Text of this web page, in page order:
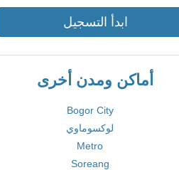
ابدأ التسجيل
أماكن ومدن أخرى
Bogor City
لوكسوماوي
Metro
Soreang